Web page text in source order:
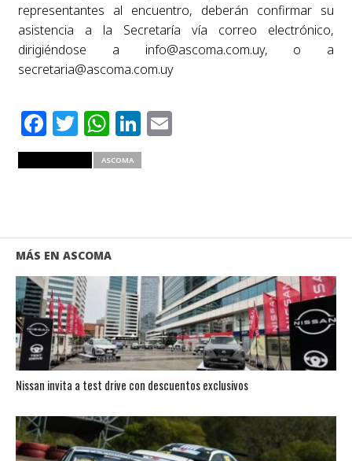
representantes al encuentro, deberán confirmar su
asistencia a la Secretaría vía correo electrónico,
dirigiéndose a info@ascoma.com.uy, o a
secretaria@ascoma.com.uy
Facebook
Twitter
WhatsApp
LinkedIn
Email
ASCOMA
MÁS EN ASCOMA
Nissan invita a test drive con descuentos exclusivos